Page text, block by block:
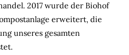
2017 wurde der Biohof
erweitert, die
unseres gesamten